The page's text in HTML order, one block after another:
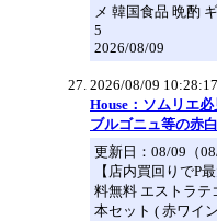
メ 韓国食品 晩酌
5
2026/08/09
2026/08/09 10:28:17
House：ソムリエ
ブルゴニュ等の赤
更新日：08/09（
【店内買回りでP
料無料 エストラテ
本セット ( 赤ワイ